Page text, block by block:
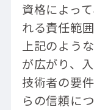
資格によっ
れる責任範
上記のよう
が広がり、
技術者の要
らの信頼に